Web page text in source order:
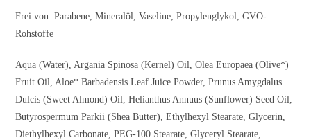
Frei von: Parabene, Mineralöl, Vaseline, Propylenglykol, GVO-
Rohstoffe
Aqua (Water), Argania Spinosa (Kernel) Oil, Olea Europaea (Olive*)
Fruit Oil, Aloe* Barbadensis Leaf Juice Powder, Prunus Amygdalus
Dulcis (Sweet Almond) Oil, Helianthus Annuus (Sunflower) Seed Oil,
Butyrospermum Parkii (Shea Butter), Ethylhexyl Stearate, Glycerin,
Diethylhexyl Carbonate, PEG-100 Stearate, Glyceryl Stearate,